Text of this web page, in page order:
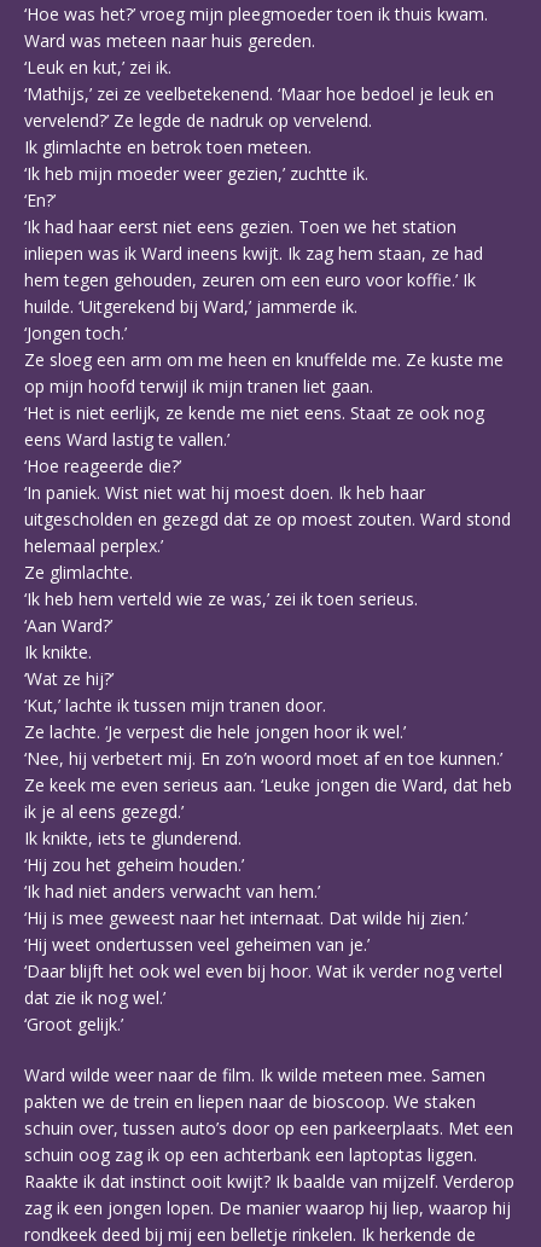
‘Hoe was het?’ vroeg mijn pleegmoeder toen ik thuis kwam.
Ward was meteen naar huis gereden.
‘Leuk en kut,’ zei ik.
‘Mathijs,’ zei ze veelbetekenend. ‘Maar hoe bedoel je leuk en
vervelend?’ Ze legde de nadruk op vervelend.
Ik glimlachte en betrok toen meteen.
‘Ik heb mijn moeder weer gezien,’ zuchtte ik.
‘En?’
‘Ik had haar eerst niet eens gezien. Toen we het station
inliepen was ik Ward ineens kwijt. Ik zag hem staan, ze had
hem tegen gehouden, zeuren om een euro voor koffie.’ Ik
huilde. ‘Uitgerekend bij Ward,’ jammerde ik.
‘Jongen toch.’
Ze sloeg een arm om me heen en knuffelde me. Ze kuste me
op mijn hoofd terwijl ik mijn tranen liet gaan.
‘Het is niet eerlijk, ze kende me niet eens. Staat ze ook nog
eens Ward lastig te vallen.’
‘Hoe reageerde die?’
‘In paniek. Wist niet wat hij moest doen. Ik heb haar
uitgescholden en gezegd dat ze op moest zouten. Ward stond
helemaal perplex.’
Ze glimlachte.
‘Ik heb hem verteld wie ze was,’ zei ik toen serieus.
‘Aan Ward?’
Ik knikte.
‘Wat ze hij?’
‘Kut,’ lachte ik tussen mijn tranen door.
Ze lachte. ‘Je verpest die hele jongen hoor ik wel.’
‘Nee, hij verbetert mij. En zo’n woord moet af en toe kunnen.’
Ze keek me even serieus aan. ‘Leuke jongen die Ward, dat heb
ik je al eens gezegd.’
Ik knikte, iets te glunderend.
‘Hij zou het geheim houden.’
‘Ik had niet anders verwacht van hem.’
‘Hij is mee geweest naar het internaat. Dat wilde hij zien.’
‘Hij weet ondertussen veel geheimen van je.’
‘Daar blijft het ook wel even bij hoor. Wat ik verder nog vertel
dat zie ik nog wel.’
‘Groot gelijk.’
Ward wilde weer naar de film. Ik wilde meteen mee. Samen
pakten we de trein en liepen naar de bioscoop. We staken
schuin over, tussen auto’s door op een parkeerplaats. Met een
schuin oog zag ik op een achterbank een laptoptas liggen.
Raakte ik dat instinct ooit kwijt? Ik baalde van mijzelf. Verderop
zag ik een jongen lopen. De manier waarop hij liep, waarop hij
rondkeek deed bij mij een belletje rinkelen. Ik herkende de